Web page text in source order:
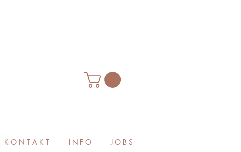
K O N T A K T I N F O J O B S